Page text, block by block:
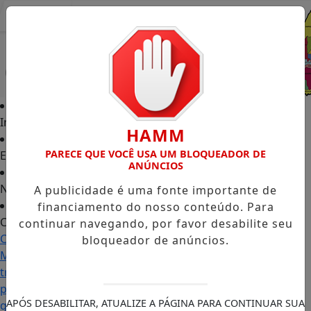
Início
Edições
Notícias
Contato
Carol
Monteiro:
trajetória
política
ganha
HAMM
PARECE QUE VOCÊ USA UM BLOQUEADOR DE
ANÚNCIOS
A publicidade é uma fonte importante de
financiamento do nosso conteúdo. Para
continuar navegando, por favor desabilite seu
bloqueador de anúncios.
APÓS DESABILITAR, ATUALIZE A PÁGINA PARA CONTINUAR SUA